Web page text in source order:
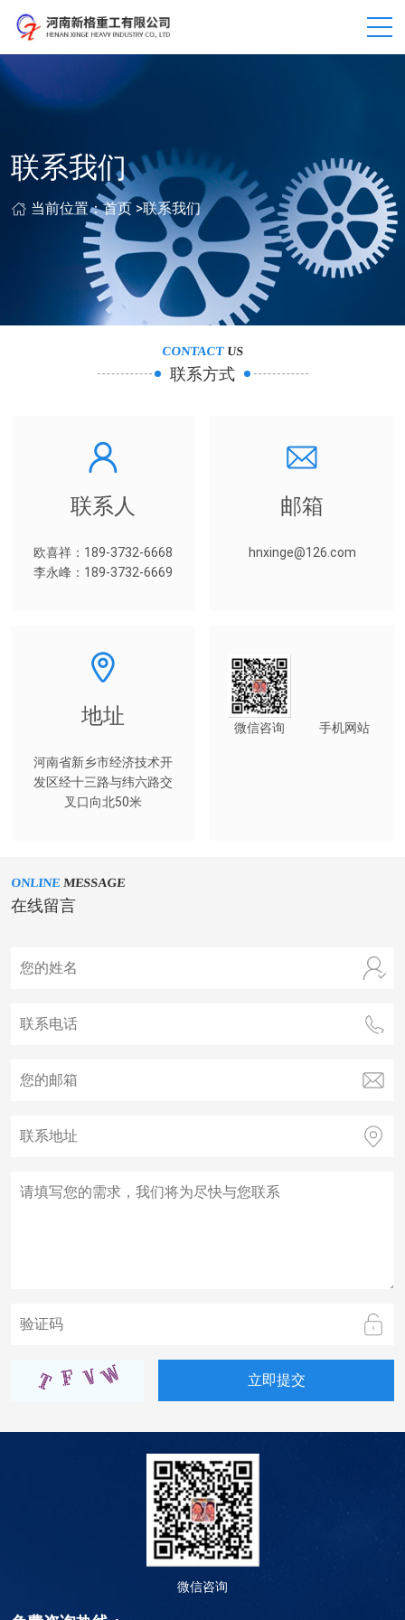
联系我们
当前位置：首页 >联系我们
CONTACT US
联系方式
联系人
欧喜祥：189-3732-6668
李永峰：189-3732-6669
邮箱
hnxinge@126.com
地址
河南省新乡市经济技术开
发区经十三路与纬六路交
叉口向北50米
微信咨询 手机网站
ONLINE MESSAGE
在线留言
立即提交
微信咨询